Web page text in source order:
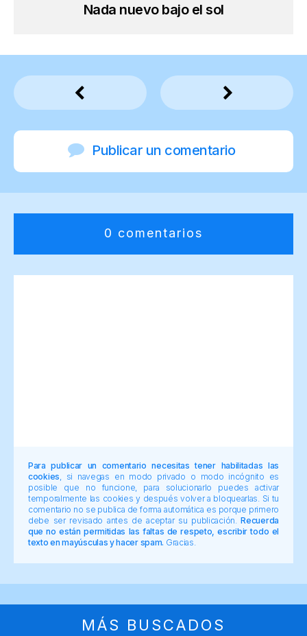
Nada nuevo bajo el sol
Publicar un comentario
0 comentarios
Para publicar un comentario necesitas tener habilitadas las
cookies , si navegas en modo privado o modo incógnito es
posible que no funcione, para solucionarlo puedes activar
temporalmente las cookies y después volver a bloquearlas. Si tu
comentario no se publica de forma automática es porque primero
debe ser revisado antes de aceptar su publicación.Recuerda
que no están permitidas las faltas de respeto, escribir todo el
texto en mayúsculas y hacer spam. Gracias.
MÁS BUSCADOS